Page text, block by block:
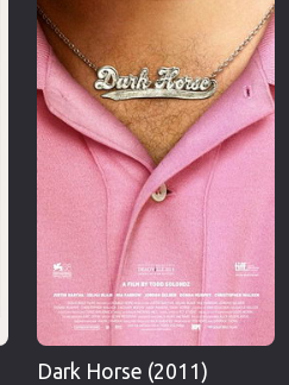
Επιστημονικής Φαντασίας
Εποχής
Ερωτικές
Ευρωπαικός Κινηματογράφος
Θρησκευτικές
Καταστροφής
Κλασσικές
Dark Horse (2011)